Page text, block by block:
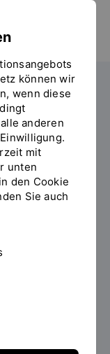
wir
können wir
wenn diese
anderen
mit
unten
den Cookie
Sie auch